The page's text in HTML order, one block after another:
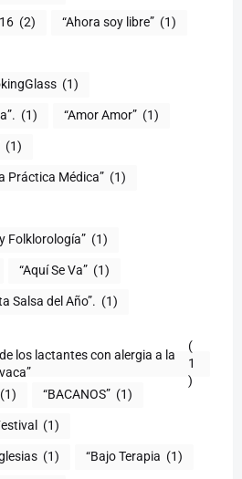
(2) “Ahora soy libre” (1)
(1)
(1) “Amor Amor” (1)
(1)
Práctica Médica” (1)
Folklorología” (1)
“Aquí Se Va” (1)
Salsa del Año”. (1)
los lactantes con alergia a la
(
1
)
(1) “BACANOS” (1)
(1)
(1) “Bajo Terapia (1)